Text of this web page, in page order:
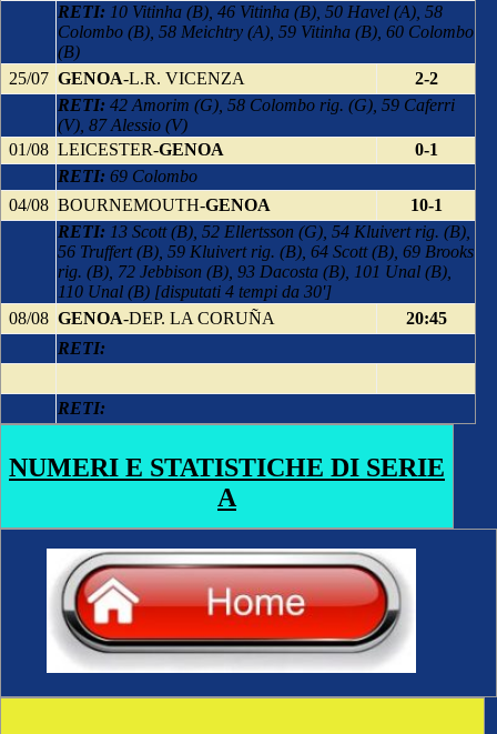
RETI: 10 Vitinha (B), 46 Vitinha (B), 50 Havel (A), 58
Colombo (B), 58 Meichtry (A), 59 Vitinha (B), 60 Colombo
(B)
25/07 GENOA-L.R. VICENZA
2-2
RETI: 42 Amorim (G), 58 Colombo rig. (G), 59 Caferri
(V), 87 Alessio (V)
01/08 LEICESTER-GENOA
0-1
RETI: 69 Colombo
04/08 BOURNEMOUTH-GENOA
10-1
RETI: 13 Scott (B), 52 Ellertsson (G), 54 Kluivert rig. (B),
56 Truffert (B), 59 Kluivert rig. (B), 64 Scott (B), 69 Brooks
rig. (B), 72 Jebbison (B), 93 Dacosta (B), 101 Unal (B),
110 Unal (B) [disputati 4 tempi da 30']
08/08 GENOA-DEP. LA CORUÑA
20:45
RETI:
RETI:
NUMERI E STATISTICHE DI SERIE
A